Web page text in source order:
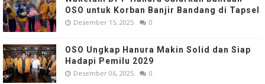
OSO untuk Korban Banjir Bandang di Tapsel
Desember 15, 2025 0
OSO Ungkap Hanura Makin Solid dan Siap
Hadapi Pemilu 2029
Desember 06, 2025 0